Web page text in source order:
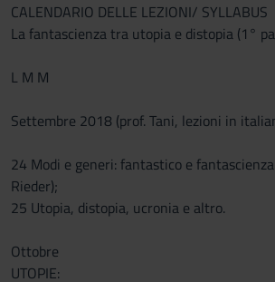
CALENDARIO DELLE LEZIONI/ SYLLABUS
La fantascienza tra utopia e distopia (1°
L M M
Settembre 2018 (prof. Tani, lezioni in
24 Modi e generi: fantastico e
Rieder);
25 Utopia, distopia, ucronia e altro.
Ottobre
UTOPIE: